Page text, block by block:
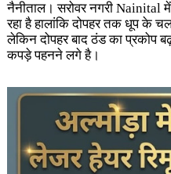
नैनीताल। सरोवर नगरी Nainital
रहा है हालांकि दोपहर तक धूप के
लेकिन दोपहर बाद ठंड का प्रकोप
कपड़े पहनने लगे है।